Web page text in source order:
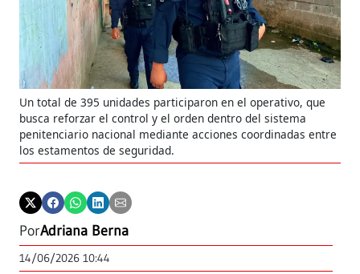
Un total de 395 unidades participaron en el operativo, que
busca reforzar el control y el orden dentro del sistema
penitenciario nacional mediante acciones coordinadas entre
los estamentos de seguridad.
PorAdriana Berna
14/06/2026 10:44